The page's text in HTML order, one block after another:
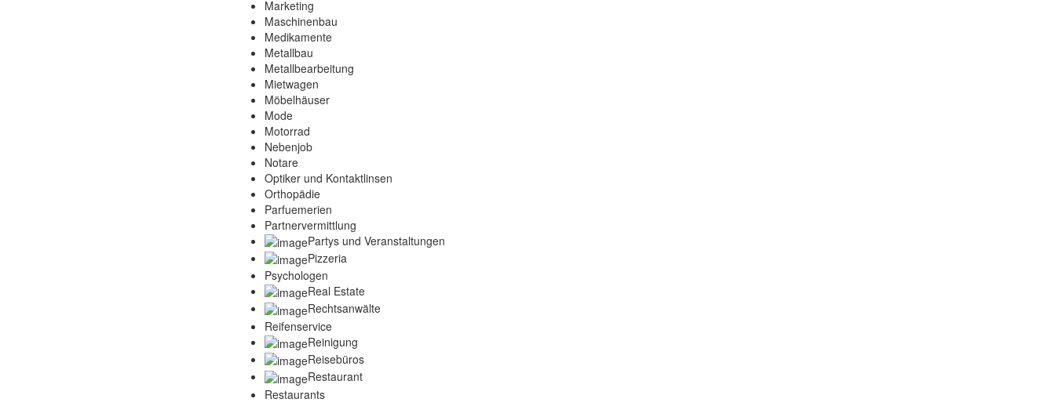
Marketing
Maschinenbau
Medikamente
Metallbau
Metallbearbeitung
Mietwagen
Möbelhäuser
Mode
Motorrad
Nebenjob
Notare
Optiker und Kontaktlinsen
Orthopädie
Parfuemerien
Partnervermittlung
Partys und Veranstaltungen
Pizzeria
Psychologen
Real Estate
Rechtsanwälte
Reifenservice
Reinigung
Reisebüros
Restaurant
Restaurants